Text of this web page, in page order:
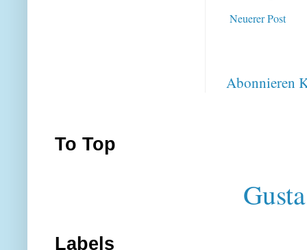
Neuerer Post
Abonnieren
To Top
Labels